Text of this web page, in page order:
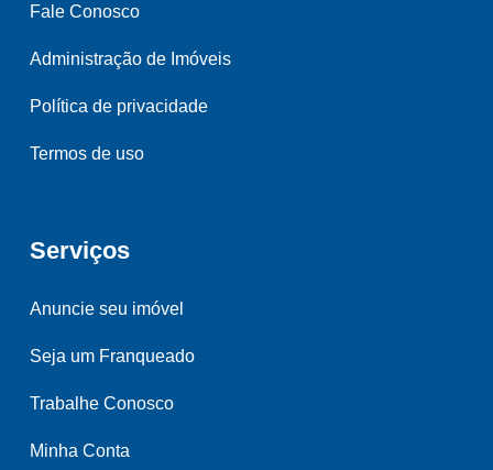
Fale Conosco
Administração de Imóveis
Política de privacidade
Termos de uso
Serviços
Anuncie seu imóvel
Seja um Franqueado
Trabalhe Conosco
Minha Conta